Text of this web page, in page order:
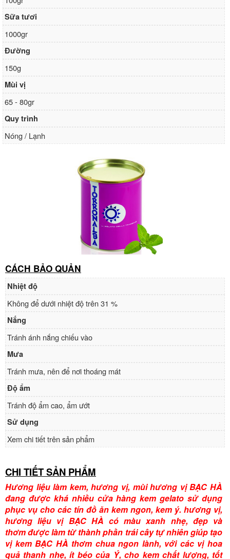
Sữa tươi
1000gr
Đường
150g
Mùi vị
65 - 80gr
Quy trình
Nóng / Lạnh
CÁCH BẢO QUẢN
Nhiệt độ
Không để dưới nhiệt độ trên 31 %
Nắng
Tránh ánh nắng chiếu vào
Mưa
Tránh mưa, nên để nơi thoáng mát
Độ ẩm
Tránh độ ẩm cao, ẩm ướt
Sử dụng
Xem chi tiết trên sản phẩm
CHI TIẾT SẢN PHẨM
Hương liệu làm kem, hương vị, mùi hương vị BẠC HÀ
đang được khá nhiều cửa hàng kem gelato sử dụng
phục vụ cho các tín đồ ăn kem ngon, kem ý. hương vị,
hương liệu vị BẠC HÀ có màu xanh nhẹ, đẹp và
thơm được làm từ thành phần trái cây tự nhiên giúp tạo
vị kem BẠC HÀ thơm chua ngon lành, với các vị hoa
quả thanh nhẹ, ít béo của Ý, cho kem chất lượng, tốt